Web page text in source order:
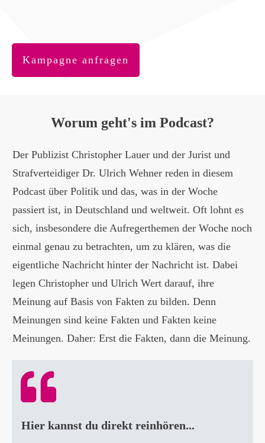
Kampagne anfragen
Worum geht's im Podcast?
Der Publizist Christopher Lauer und der Jurist und
Strafverteidiger Dr. Ulrich Wehner reden in diesem
Podcast über Politik und das, was in der Woche
passiert ist, in Deutschland und weltweit. Oft lohnt es
sich, insbesondere die Aufregerthemen der Woche noch
einmal genau zu betrachten, um zu klären, was die
eigentliche Nachricht hinter der Nachricht ist. Dabei
legen Christopher und Ulrich Wert darauf, ihre
Meinung auf Basis von Fakten zu bilden. Denn
Meinungen sind keine Fakten und Fakten keine
Meinungen. Daher: Erst die Fakten, dann die Meinung.
Hier kannst du direkt reinhören...